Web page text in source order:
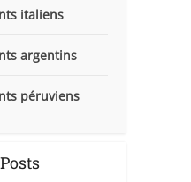
italiens
argentins
péruviens